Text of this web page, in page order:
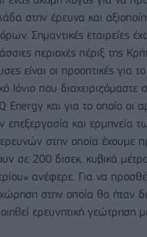
στην έρευνα και
Σημαντικές εταιρείες
περιοχές πέριξ της
είναι οι προοπτικές για
Ιόνιο που διαχειριζόμαστε
Energy και για το οποίο οι
επεξεργασία και ερμηνεία
στην οποία έχουμε
σε 200 δισεκ. κυβικά
ανέφερε. Για να
στην οποία θα ήταν
ερευνητική γεώτρηση